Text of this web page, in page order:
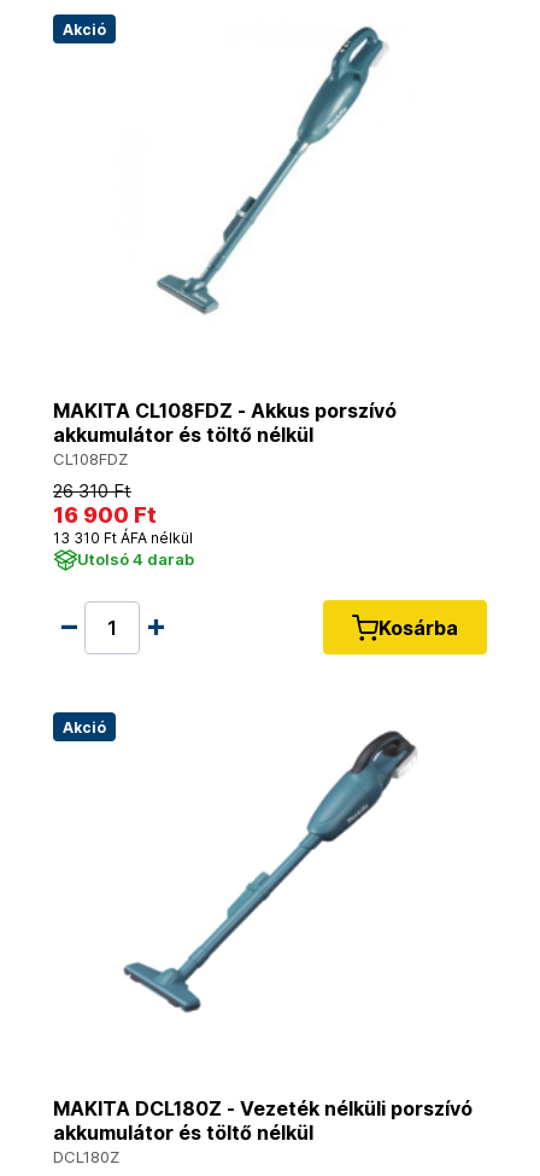
Akció
MAKITA CL108FDZ - Akkus porszívó
akkumulátor és töltő nélkül
CL108FDZ
26 310 Ft
16 900 Ft
13 310 Ft ÁFA nélkül
Utolsó 4 darab
Kosárba
Akció
MAKITA DCL180Z - Vezeték nélküli porszívó
akkumulátor és töltő nélkül
DCL180Z